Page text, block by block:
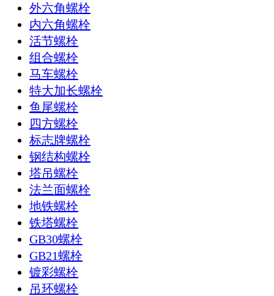
外六角螺栓
内六角螺栓
活节螺栓
组合螺栓
马车螺栓
特大加长螺栓
鱼尾螺栓
四方螺栓
标志牌螺栓
钢结构螺栓
塔吊螺栓
法兰面螺栓
地铁螺栓
铁塔螺栓
GB30螺栓
GB21螺栓
镀彩螺栓
吊环螺栓